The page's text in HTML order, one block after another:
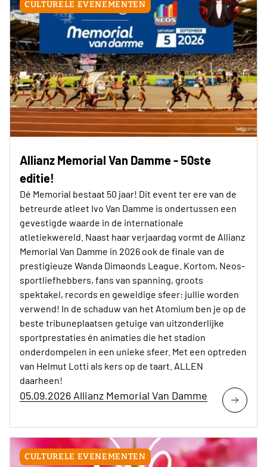
CULTURELE EVENEMENTEN
Allianz Memorial Van Damme - 50ste
editie!
Dé Memorial bestaat 50 jaar! Dit event ter ere van de
betreurde atleet Ivo Van Damme is ondertussen een
gevestigde waarde in de internationale
atletiekwereld. Naast haar verjaardag vormt de Allianz
Memorial Van Damme in 2026 ook de finale van de
prestigieuze Wanda Dimaonds League. Kortom, Neos-
sportliefhebbers, fans van spanning, groots
spektakel, records en geweldige sfeer: jullie worden
verwend! In de schaduw van het Atomium ben je op de
beste tribuneplaatsen getuige van uitzonderlijke
sportprestaties én animaties die het stadion
onderdompelen in een unieke sfeer. Met een optreden
van Helmut Lotti als kers op de taart. ALLEN
daarheen!
05.09.2026 Allianz Memorial Van Damme
CULTURELE EVENEMENTEN